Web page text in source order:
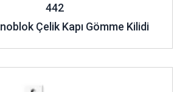
442
Çelik Kapı Gömme Kilidi